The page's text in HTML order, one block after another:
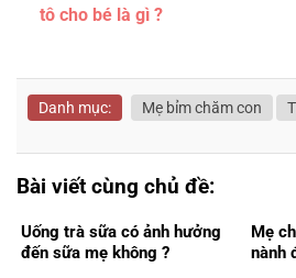
tô cho bé là gì ?
Danh mục: Mẹ bỉm chăm con
Bài viết cùng chủ đề:
Uống trà sữa có ảnh hưởng
đến sữa mẹ không ?
Mẹ
nành